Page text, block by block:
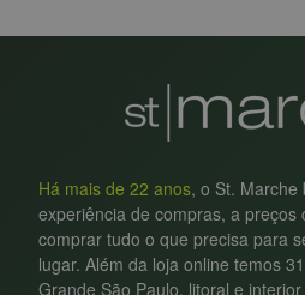
Há mais de 22 anos, o St.
experiência de compras, a preços
comprar tudo o que precisa para
lugar. Além da loja online temos
Grande São Paulo, litoral e